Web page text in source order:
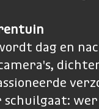
dag en